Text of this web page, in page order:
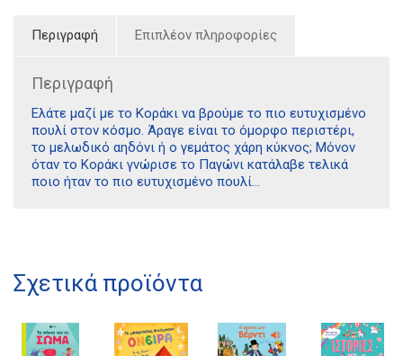
Περιγραφή Επιπλέον πληροφορίες
Περιγραφή
Ελάτε μαζί με το Κοράκι να βρούμε το πιο ευτυχισμένο
πουλί στον κόσμο. Άραγε είναι το όμορφο περιστέρι,
το μελωδικό αηδόνι ή ο γεμάτος χάρη κύκνος; Μόνον
όταν το Κοράκι γνώρισε το Παγώνι κατάλαβε τελικά
ποιο ήταν το πιο ευτυχισμένο πουλί…
Σχετικά προϊόντα
kombrai.bs@gmail.com